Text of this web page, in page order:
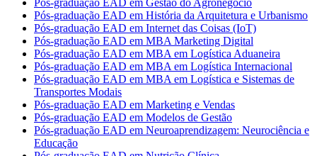
Pós-graduação EAD em Gestão do Agronegócio
Pós-graduação EAD em História da Arquitetura e Urbanismo
Pós-graduação EAD em Internet das Coisas (IoT)
Pós-graduação EAD em MBA Marketing Digital
Pós-graduação EAD em MBA em Logística Aduaneira
Pós-graduação EAD em MBA em Logística Internacional
Pós-graduação EAD em MBA em Logística e Sistemas de
Transportes Modais
Pós-graduação EAD em Marketing e Vendas
Pós-graduação EAD em Modelos de Gestão
Pós-graduação EAD em Neuroaprendizagem: Neurociência e
Educação